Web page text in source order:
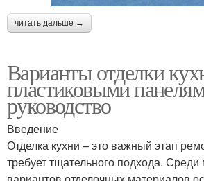
читать дальше →
Варианты отделки
пластиковыми
руководство
Введение
Отделка кухни – это важный этап
требует тщательного подхода.